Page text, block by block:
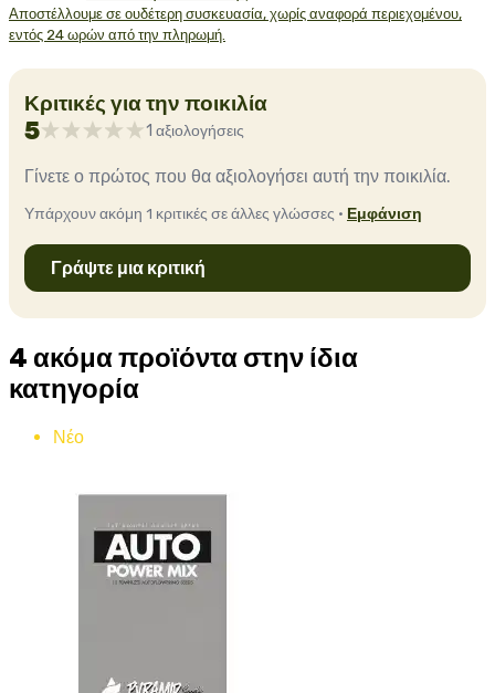
Αποστέλλουμε σε ουδέτερη συσκευασία, χωρίς αναφορά περιεχομένου,
εντός 24 ωρών από την πληρωμή.
Κριτικές για την ποικιλία
5 1 αξιολογήσεις
Γίνετε ο πρώτος που θα αξιολογήσει αυτή την ποικιλία.
Υπάρχουν ακόμη 1 κριτικές σε άλλες γλώσσες · Εμφάνιση
Γράψτε μια κριτική
4 ακόμα προϊόντα στην ίδια
κατηγορία
Νέο